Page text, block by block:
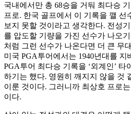
국내에서만 총 68승을 거둬 최다승
프로. 한국 골프에서 이 기록을 깰 선
보지 못할 것이라고 생각한다. 전성
를 압도할 기량을 가진 선수가 나오
처럼 그런 선수가 나온다면 더 큰 무
미국 PGA투어에서는 1940년대를 지
PGA투어 최다승 기록을 ‘외계인’ 타
하기는 했다. 영원히 깨지지 않을 것
이룬 것이다. 그러니까 최상호 프로
이다.